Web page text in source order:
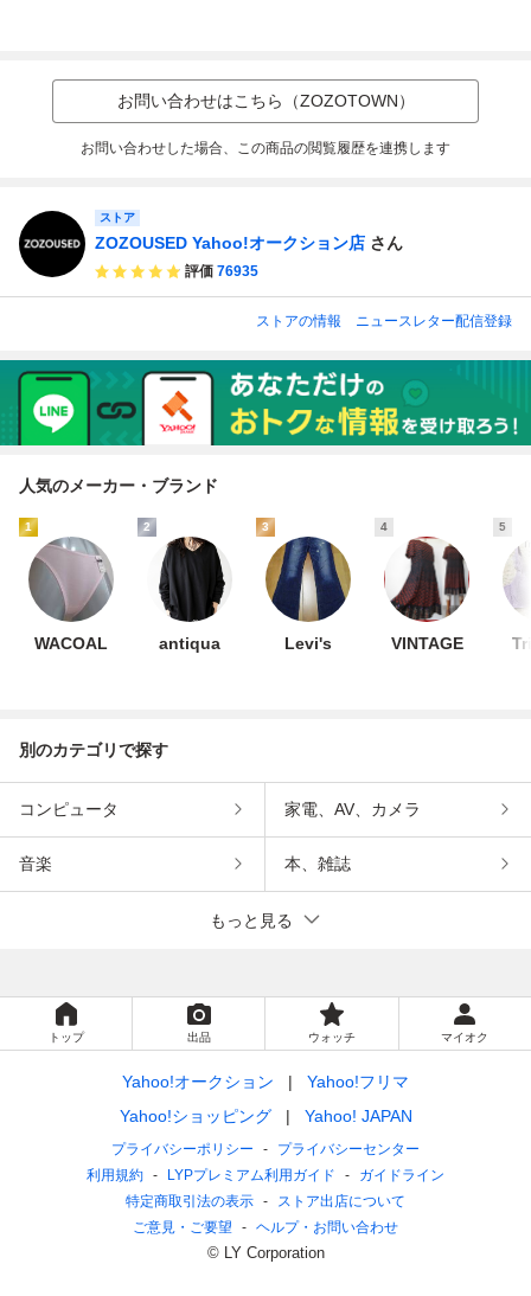
お問い合わせはこちら（ZOZOTOWN）
お問い合わせした場合、この商品の閲覧履歴を連携します
ストア
ZOZOUSED Yahoo!オークション店 さん
評価 76935
ストアの情報 ニュースレター配信登録
人気のメーカー・ブランド
1
WACOAL
2
antiqua
3
Levi's
4
VINTAGE
5
別のカテゴリで探す
コンピュータ 家電、AV、カメラ
音楽 本、雑誌
もっと見る
トップ 出品 ウォッチ マイオク
Yahoo!オークション
Yahoo!フリマ
Yahoo!ショッピング
Yahoo! JAPAN
プライバシーポリシー
プライバシーセンター
利用規約
LYPプレミアム利用ガイド
ガイドライン
特定商取引法の表示
ストア出店について
ご意見・ご要望
ヘルプ・お問い合わせ
© LY Corporation